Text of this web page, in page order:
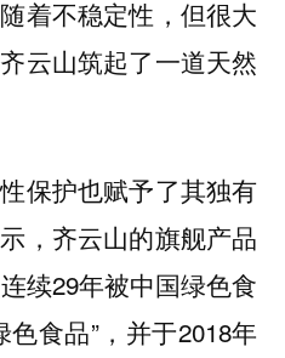
着不稳定性，但很大
云山筑起了一道天然
保护也赋予了其独有
，齐云山的旗舰产品
续29年被中国绿色食
食品”，并于2018年